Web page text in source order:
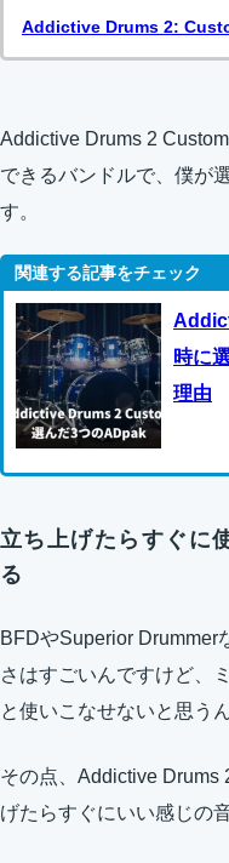
Addictive Drums 2:
Addictive Drums 2
できるバンドルで、僕が
す。
時に
理由
立ち上げたらすぐに
る
BFDやSuperior Drummer
さはすごいんですけど、
と使いこなせないと思う
その点、Addictive Drums
げたらすぐにいい感じの